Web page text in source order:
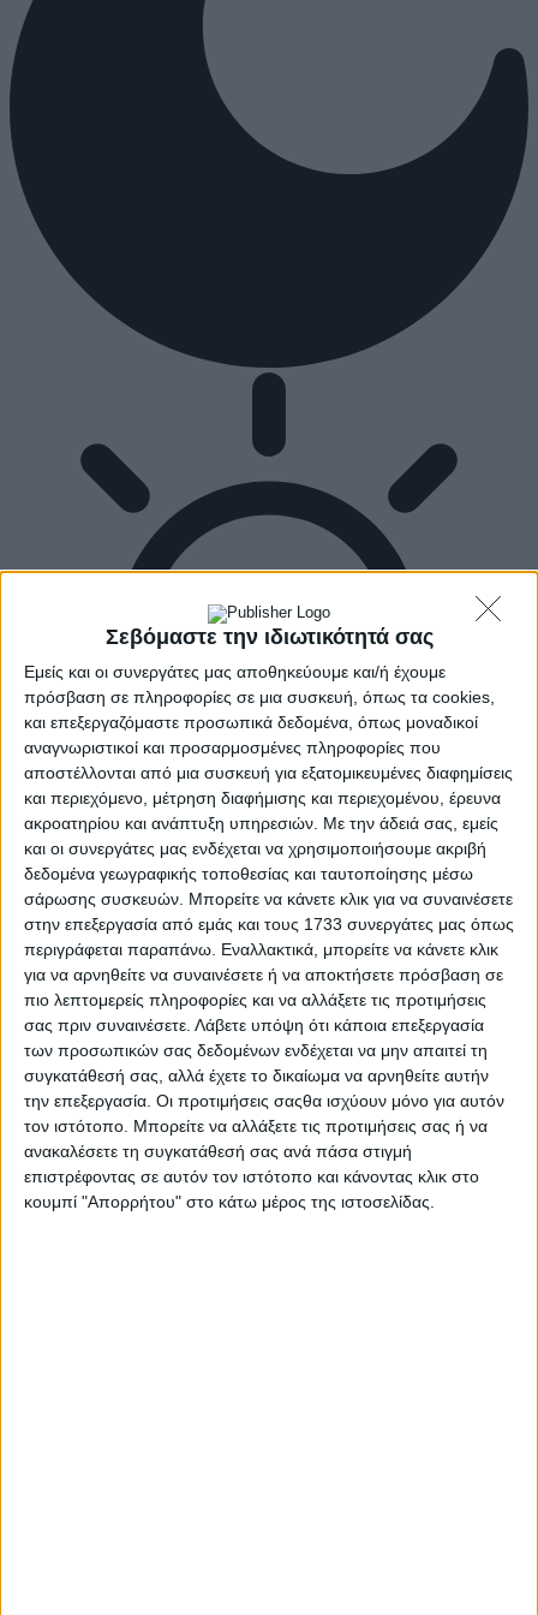
Σεβόμαστε την ιδιωτικότητά σας
Εμείς και οι συνεργάτες μας αποθηκεύουμε και/ή έχουμε
πρόσβαση σε πληροφορίες σε μια συσκευή, όπως τα cookies,
και επεξεργαζόμαστε προσωπικά δεδομένα, όπως μοναδικοί
αναγνωριστικοί και προσαρμοσμένες πληροφορίες που
αποστέλλονται από μια συσκευή για εξατομικευμένες διαφημίσεις
και περιεχόμενο, μέτρηση διαφήμισης και περιεχομένου, έρευνα
ακροατηρίου και ανάπτυξη υπηρεσιών. Με την άδειά σας, εμείς
και οι συνεργάτες μας ενδέχεται να χρησιμοποιήσουμε ακριβή
δεδομένα γεωγραφικής τοποθεσίας και ταυτοποίησης μέσω
σάρωσης συσκευών. Μπορείτε να κάνετε κλικ για να συναινέσετε
στην επεξεργασία από εμάς και τους 1733 συνεργάτες μας όπως
περιγράφεται παραπάνω. Εναλλακτικά, μπορείτε να κάνετε κλικ
για να αρνηθείτε να συναινέσετε ή να αποκτήσετε πρόσβαση σε
πιο λεπτομερείς πληροφορίες και να αλλάξετε τις προτιμήσεις
σας πριν συναινέσετε. Λάβετε υπόψη ότι κάποια επεξεργασία
των προσωπικών σας δεδομένων ενδέχεται να μην απαιτεί τη
συγκατάθεσή σας, αλλά έχετε το δικαίωμα να αρνηθείτε αυτήν
την επεξεργασία. Οι προτιμήσεις σαςθα ισχύουν μόνο για αυτόν
τον ιστότοπο. Μπορείτε να αλλάξετε τις προτιμήσεις σας ή να
ανακαλέσετε τη συγκατάθεσή σας ανά πάσα στιγμή
επιστρέφοντας σε αυτόν τον ιστότοπο και κάνοντας κλικ στο
κουμπί "Απορρήτου" στο κάτω μέρος της ιστοσελίδας.
Αρχική
Ελλάδα
Πολιτική
Εθνικά θέματα
Οικονομία
Αστυνομικό
Διεθνή
Επικοινωνία
Αναζήτηση
Αρχική
Ελλάδα